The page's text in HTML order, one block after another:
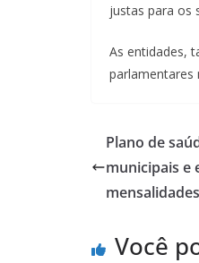
justas para os
As entidades,
parlamentares
Plano de
municipais e
Você